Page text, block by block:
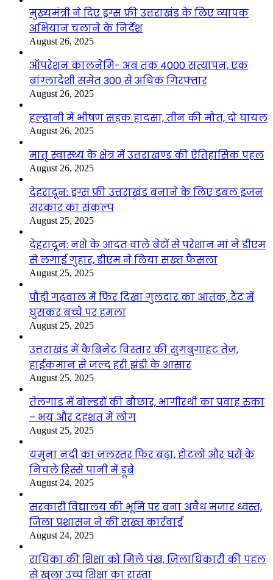
मुख्यमंत्री ने दिए ड्रग्स फ्री उत्तराखंड के लिए व्यापक
अभियान चलाने के निर्देश
August 26, 2025
ऑपरेशन कालनेमि- अब तक 4000 सत्यापन, एक
बांग्लादेशी समेत 300 से अधिक गिरफ्तार
August 26, 2025
हल्द्वानी में भीषण सड़क हादसा, तीन की मौत, दो घायल
August 26, 2025
मातृ स्वास्थ्य के क्षेत्र में उत्तराखण्ड की ऐतिहासिक पहल
August 26, 2025
देहरादून: ड्रग्स फ्री उत्तराखंड बनाने के लिए डबल इंजन
सरकार का संकल्प
August 25, 2025
देहरादून: नशे के आदत वाले बेटों से परेशान मां ने डीएम
से लगाई गुहार, डीएम ने लिया सख्त फैसला
August 25, 2025
पौड़ी गढ़वाल में फिर दिखा गुलदार का आतंक, टैंट में
घुसकर बच्चे पर हमला
August 25, 2025
उत्तराखंड में कैबिनेट विस्तार की सुगबुगाहट तेज,
हाईकमान से जल्द हरी झंडी के आसार
August 25, 2025
तेलगाड में बोल्डरों की बौछार, भागीरथी का प्रवाह रुका
– भय और दहशत में लोग
August 25, 2025
यमुना नदी का जलस्तर फिर बढ़ा, होटलों और घरों के
निचले हिस्से पानी में डूबे
August 24, 2025
सरकारी विद्यालय की भूमि पर बना अवैध मजार ध्वस्त,
जिला प्रशासन ने की सख्त कार्रवाई
August 24, 2025
राधिका की शिक्षा को मिले पंख, जिलाधिकारी की पहल
से खुला उच्च शिक्षा का रास्ता